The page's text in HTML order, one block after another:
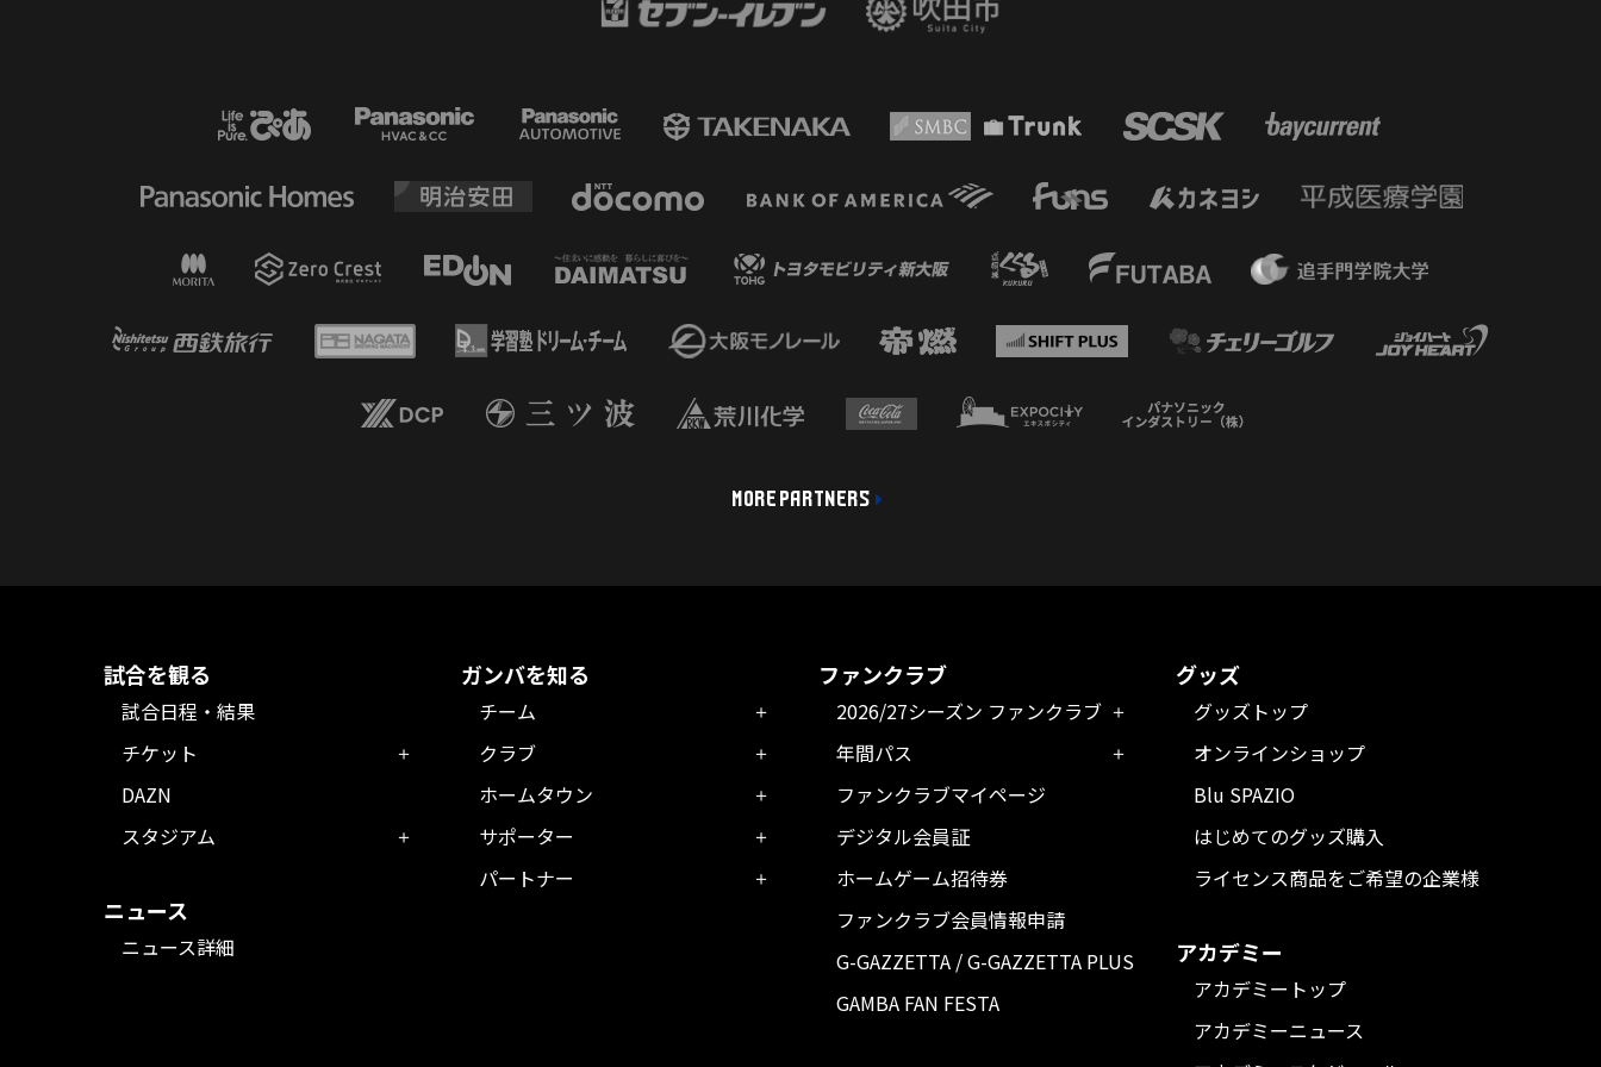
MORE PARTNERS
試合を観る
試合日程・結果
チケット
DAZN
スタジアム
ニュース
ニュース詳細
ガンバを知る
チーム
クラブ
ホームタウン
サポーター
パートナー
ファンクラブ
2026/27シーズン ファンクラブ
年間パス
ファンクラブマイページ
デジタル会員証
ホームゲーム招待券
ファンクラブ会員情報申請
G-GAZZETTA / G-GAZZETTA PLUS
GAMBA FAN FESTA
グッズ
グッズトップ
オンラインショップ
Blu SPAZIO
はじめてのグッズ購入
ライセンス商品をご希望の企業様
アカデミー
アカデミートップ
アカデミーニュース